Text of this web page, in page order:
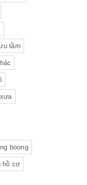
tầm
boong
hồ cơ